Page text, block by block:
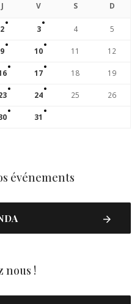
J V S D
2 3 4 5
9 10 11 12
17 18 19
24 25 26
31
événements
nous !